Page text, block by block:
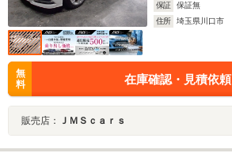
保証
保証無
住所
埼玉県川口市
無
料
在庫確認・見積依頼
販売店： ＪＭＳｃａｒｓ